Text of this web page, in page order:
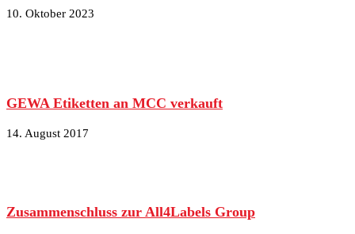
10. Oktober 2023
GEWA Etiketten an MCC verkauft
14. August 2017
Zusammenschluss zur All4Labels Group